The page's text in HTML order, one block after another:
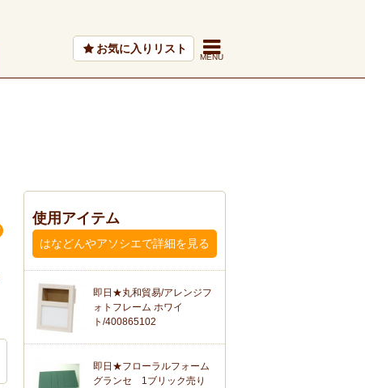
お気に入りリスト
使用アイテム
はなどんやアソシエで詳細を見る
即日★丸和貿易/アレンジフ
ォトフレーム ホワイ
ト/400865102
即日★フローラルフォーム
グランセ 1ブリック売り